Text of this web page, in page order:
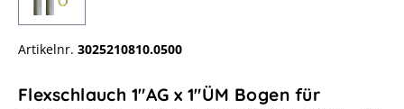
Artikelnr. 3025210810.0500
Flexschlauch 1"AG x 1"ÜM Bogen für